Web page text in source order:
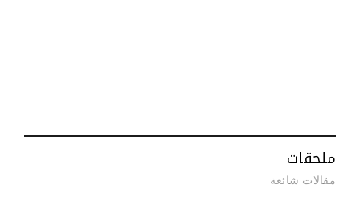
ملحقات
مقالات شائعة